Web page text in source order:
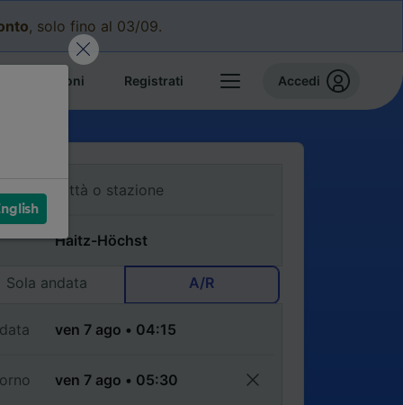
, solo fino al 03/09.
prenotazioni Registrati Accedi
Sola andata A/R